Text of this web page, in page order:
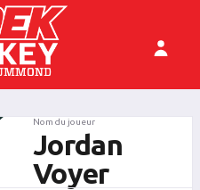
Nom du joueur
Jordan
Voyer